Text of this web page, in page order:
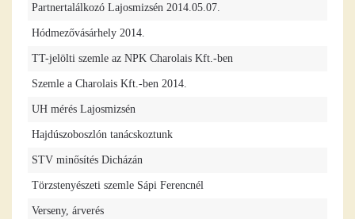
Partnertalálkozó Lajosmizsén 2014.05.07.
Hódmezővásárhely 2014.
TT-jelölti szemle az NPK Charolais Kft.-ben
Szemle a Charolais Kft.-ben 2014.
UH mérés Lajosmizsén
Hajdúszoboszlón tanácskoztunk
STV minősítés Dicházán
Törzstenyészeti szemle Sápi Ferencnél
Verseny, árverés